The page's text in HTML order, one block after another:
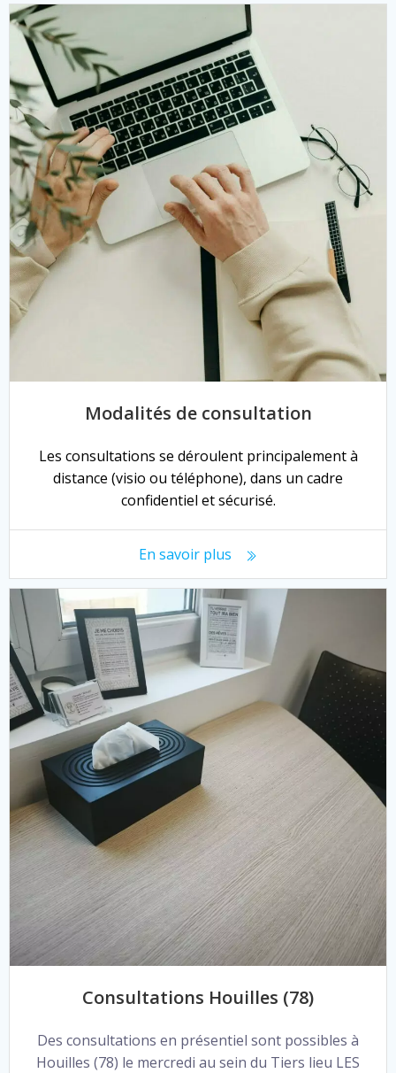
Modalités de consultation
Les consultations se déroulent principalement à
distance (visio ou téléphone), dans un cadre
confidentiel et sécurisé.
En savoir plus
Consultations Houilles (78)
Des consultations en présentiel sont possibles à
Houilles (78) le mercredi au sein du Tiers lieu LES